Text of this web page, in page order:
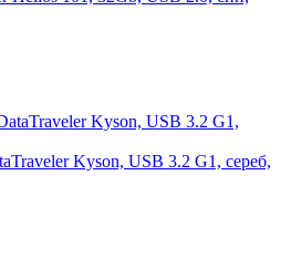
Kyson, USB 3.2 G1, сереб,